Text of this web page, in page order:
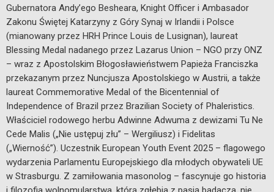
Gubernatora Andy’ego Besheara, Knight Officer i Ambasador
Zakonu Świętej Katarzyny z Góry Synaj w Irlandii i Polsce
(mianowany przez HRH Prince Louis de Lusignan), laureat
Blessing Medal nadanego przez Lazarus Union – NGO przy ONZ
– wraz z Apostolskim Błogosławieństwem Papieża Franciszka
przekazanym przez Nuncjusza Apostolskiego w Austrii, a także
laureat Commemorative Medal of the Bicentennial of
Independence of Brazil przez Brazilian Society of Phaleristics.
Właściciel rodowego herbu Adwinne Adwuma z dewizami Tu Ne
Cede Malis („Nie ustępuj złu” – Wergiliusz) i Fidelitas
(„Wierność”). Uczestnik European Youth Event 2025 – flagowego
wydarzenia Parlamentu Europejskiego dla młodych obywateli UE
w Strasburgu. Z zamiłowania masonolog – fascynuje go historia